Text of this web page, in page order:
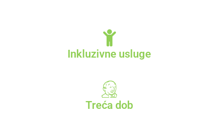
Inkluzivne usluge
Treća dob